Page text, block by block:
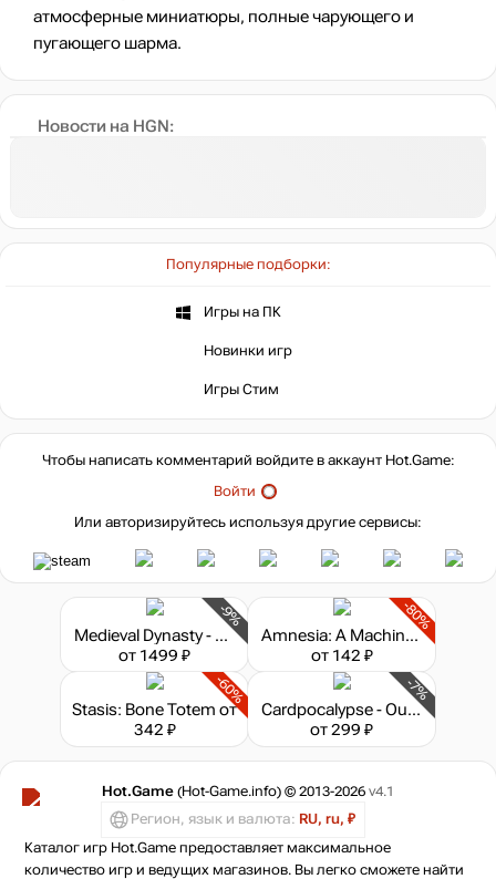
Новости на HGN:
Популярные подборки:
Игры на ПК
Новинки игр
Игры Стим
атмосферные миниатюры, полные чарующего и
пугающего шарма.
Чтобы написать комментарий войдите в аккаунт Hot.Game:
Войти
Или авторизируйтесь используя другие сервисы:
-9%
Medieval Dynasty - Supporter Edition
от 1499 ₽
-80%
Amnesia: A Machine for Pigs
от 142 ₽
-60%
Stasis: Bone Totem от
342 ₽
-7%
Cardpocalypse - Out Of Time
от 299 ₽
Hot.Game (Hot-Game.info) © 2013-2026 v4.1
Регион, язык и валюта: RU, ru, ₽
Каталог игр Hot.Game предоставляет максимальное
количество игр и ведущих магазинов. Вы легко сможете найти